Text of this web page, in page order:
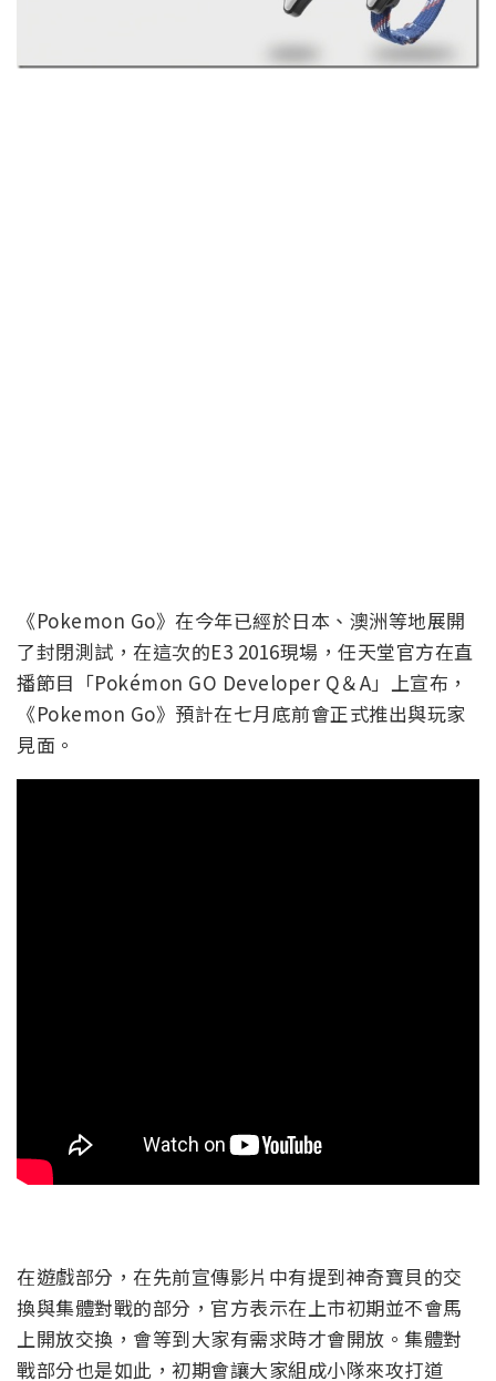
《Pokemon Go》在今年已經於日本、澳洲等地展開
了封閉測試，在這次的E3 2016現場，任天堂官方在直
播節目「Pokémon GO Developer Q＆A」上宣布，
《Pokemon Go》預計在七月底前會正式推出與玩家
見面。
在遊戲部分，在先前宣傳影片中有提到神奇寶貝的交
換與集體對戰的部分，官方表示在上市初期並不會馬
上開放交換，會等到大家有需求時才會開放。集體對
戰部分也是如此，初期會讓大家組成小隊來攻打道